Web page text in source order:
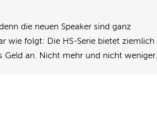
die neuen Speaker sind ganz
wie folgt: Die HS-Serie bietet ziemlich
Geld an. Nicht mehr und nicht weniger.